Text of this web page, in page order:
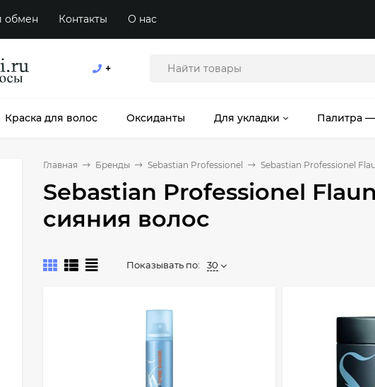
обмен Контакты О нас
+
Краска для волос Оксиданты Для укладки Палитра —
Главная Бренды Sebastian Professionel Sebastian Professionel
Sebastian Professionel
сияния волос
Показывать по: 30